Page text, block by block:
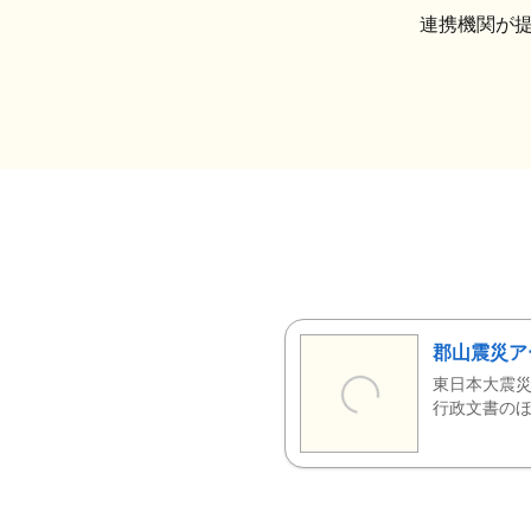
連携機関が
郡山震災
東日本大震
行政文書の